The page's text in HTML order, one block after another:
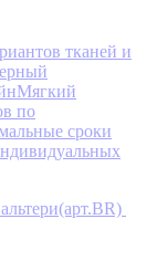
тканей и
Мягкий
по
сроки